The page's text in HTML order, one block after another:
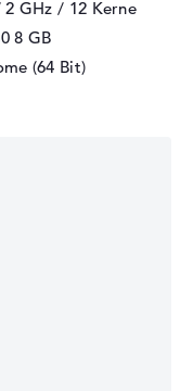
2 GHz / 12 Kerne
8 GB
(64 Bit)